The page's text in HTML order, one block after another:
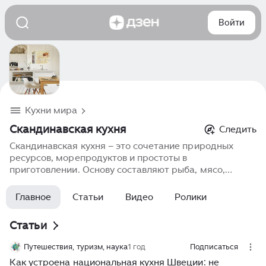
Войти
Кухни мира
Скандинавская кухня
Следить
Скандинавская кухня – это сочетание природных
ресурсов, морепродуктов и простоты в
приготовлении. Основу составляют рыба, мясо,
включают мясные фрикадельки, лосось, сельдь, супы
и традиционные хлебобулочные изделия.
сезонностью и минималистским подходом.
Использование свежих и местных продуктов в
сочетании с натуральными методами приготовления
Главное Статьи Видео Ролики
Статьи
Путешествия, туризм, наука1 год Подписаться
Как устроена национальная кухня Швеции: не